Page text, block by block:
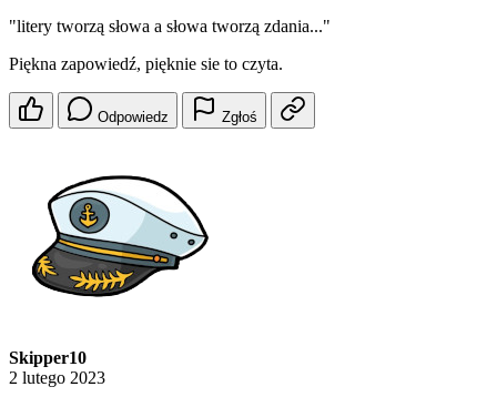
"litery tworzą słowa a słowa tworzą zdania..."
Piękna zapowiedź, pięknie sie to czyta.
Odpowiedz Zgłoś
Skipper10
2 lutego 2023